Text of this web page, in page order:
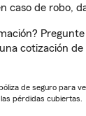
caso de robo,
cotización
de seguro para
pérdidas cubiertas.